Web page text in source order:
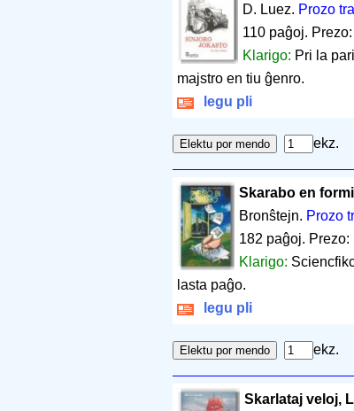
D. Luez. Prozo
110 paĝoj.
Klarigo: Pri la
majstro en tiu ĝenro.
legu pli
ekz.
Skarabo en
Bronŝtejn. Prozo
182 paĝoj. Prezo:
Klarigo:
lasta paĝo.
legu pli
ekz.
Skarlataj veloj,